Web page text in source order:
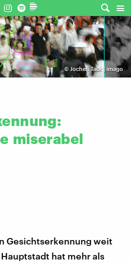
© Jochen Tack | imago
miserabel
Gesichtserkennung weit
hat mehr als